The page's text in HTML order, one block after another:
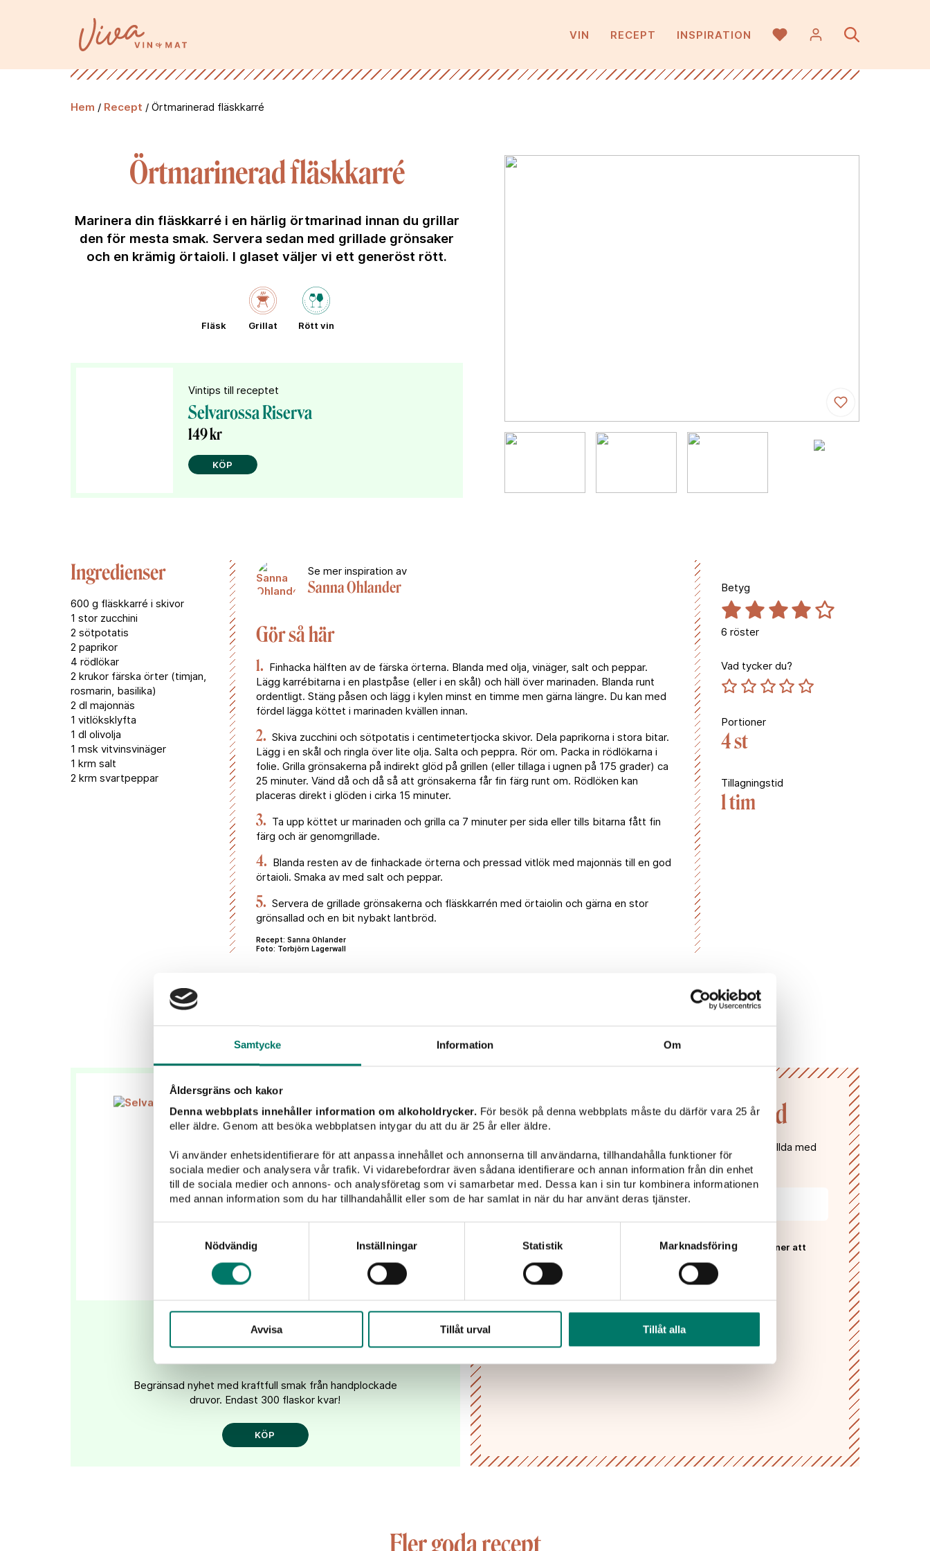
Samtycke Information Om
Åldersgräns och kakor
Denna webbplats innehåller information om alkoholdrycker. För besök på denna webbplats måste du därför vara 25 år
eller äldre. Genom att besöka webbplatsen intygar du att du är 25 år eller äldre.
Vi använder enhetsidentifierare för att anpassa innehållet och annonserna till användarna, tillhandahålla funktioner för
sociala medier och analysera vår trafik. Vi vidarebefordrar även sådana identifierare och annan information från din enhet
till de sociala medier och annons- och analysföretag som vi samarbetar med. Dessa kan i sin tur kombinera informationen
med annan information som du har tillhandahållit eller som de har samlat in när du har använt deras tjänster.
Nödvändig
Inställningar Statistik Marknadsföring
Avvisa Tillåt urval Tillåt alla
VIN RECEPT INSPIRATION
Hem / Recept / Örtmarinerad fläskkarré
Örtmarinerad fläskkarré
Marinera din fläskkarré i en härlig örtmarinad innan du grillar
den för mesta smak. Servera sedan med grillade grönsaker
och en krämig örtaioli. I glaset väljer vi ett generöst rött.
Fläsk Grillat Rött vin
Vintips till receptet
Selvarossa Riserva
149 kr
KÖP
Ingredienser
600 g fläskkarré i skivor
1 stor zucchini
2 sötpotatis
2 paprikor
4 rödlökar
2 krukor färska örter (timjan,
rosmarin, basilika)
2 dl majonnäs
1 vitlöksklyfta
1 dl olivolja
1 msk vitvinsvinäger
1 krm salt
2 krm svartpeppar
Se mer inspiration av
Sanna Ohlander
Gör så här
1. Finhacka hälften av de färska örterna. Blanda med olja, vinäger, salt och peppar.
Lägg karrébitarna i en plastpåse (eller i en skål) och häll över marinaden. Blanda runt
ordentligt. Stäng påsen och lägg i kylen minst en timme men gärna längre. Du kan med
fördel lägga köttet i marinaden kvällen innan.
2. Skiva zucchini och sötpotatis i centimetertjocka skivor. Dela paprikorna i stora bitar.
Lägg i en skål och ringla över lite olja. Salta och peppra. Rör om. Packa in rödlökarna i
folie. Grilla grönsakerna på indirekt glöd på grillen (eller tillaga i ugnen på 175 grader) ca
25 minuter. Vänd då och då så att grönsakerna får fin färg runt om. Rödlöken kan
placeras direkt i glöden i cirka 15 minuter.
3. Ta upp köttet ur marinaden och grilla ca 7 minuter per sida eller tills bitarna fått fin
färg och är genomgrillade.
4. Blanda resten av de finhackade örterna och pressad vitlök med majonnäs till en god
örtaioli. Smaka av med salt och peppar.
5. Servera de grillade grönsakerna och fläskkarrén med örtaiolin och gärna en stor
grönsallad och en bit nybakt lantbröd.
Recept: Sanna Ohlander
Foto: Torbjörn Lagerwall
Betyg
6 röster
Vad tycker du?
Portioner
4 st
Tillagningstid
1 tim
Vintips till maten
Selvarossa Riserva
Begränsad nyhet med kraftfull smak från handplockade
druvor. Endast 300 flaskor kvar!
KÖP
Välkommen till Vivas värld
Lämna dina kontaktuppgifter och få våra nyhetsbrev fyllda med
inspiration, recept, vintips och tävlingar!
Jag har tagit del av Vivas sekretesspolicyoch godkänner att
PRENUMERERA
Fler goda recept